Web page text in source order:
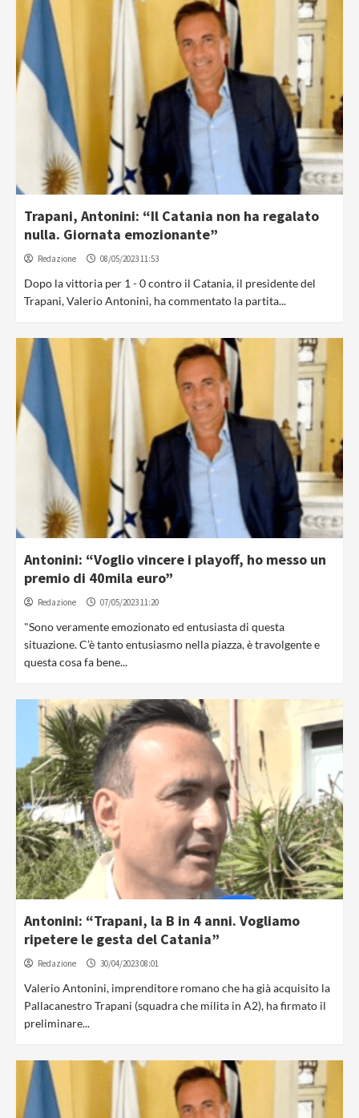
Trapani, Antonini: “Il Catania non ha regalato
nulla. Giornata emozionante”
Redazione 08/05/2023 11:53
Dopo la vittoria per 1 - 0 contro il Catania, il presidente del
Trapani, Valerio Antonini, ha commentato la partita...
Antonini: “Voglio vincere i playoff, ho messo un
premio di 40mila euro”
Redazione 07/05/2023 11:20
"Sono veramente emozionato ed entusiasta di questa
situazione. C’è tanto entusiasmo nella piazza, è travolgente e
questa cosa fa bene...
Antonini: “Trapani, la B in 4 anni. Vogliamo
ripetere le gesta del Catania”
Redazione 30/04/2023 08:01
Valerio Antonini, imprenditore romano che ha già acquisito la
Pallacanestro Trapani (squadra che milita in A2), ha firmato il
preliminare...